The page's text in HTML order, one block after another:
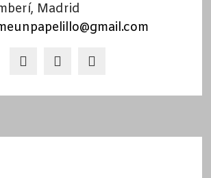
Madrid